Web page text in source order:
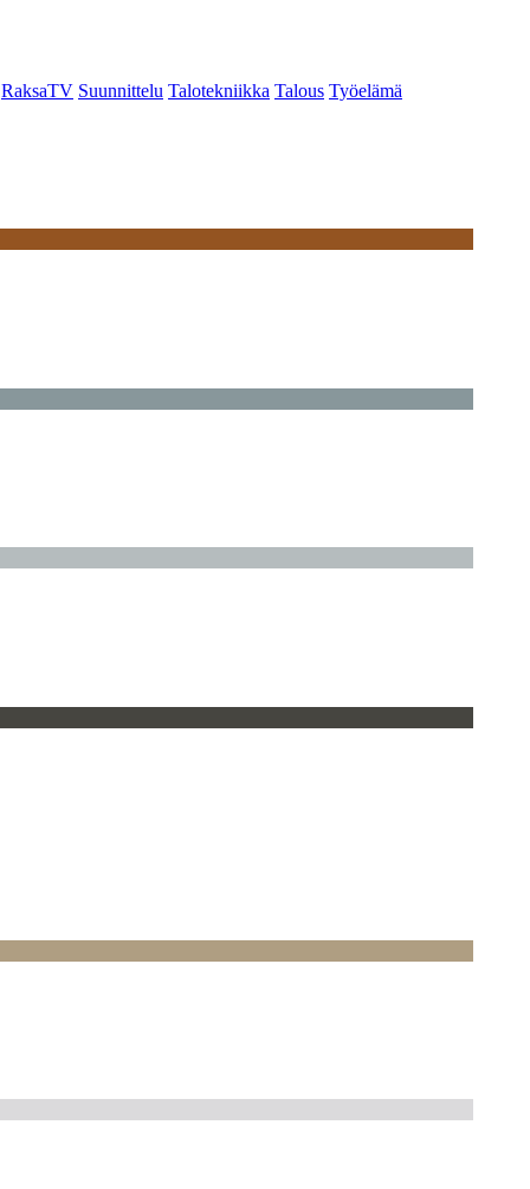
RaksaTV Suunnittelu Talotekniikka Talous Työelämä